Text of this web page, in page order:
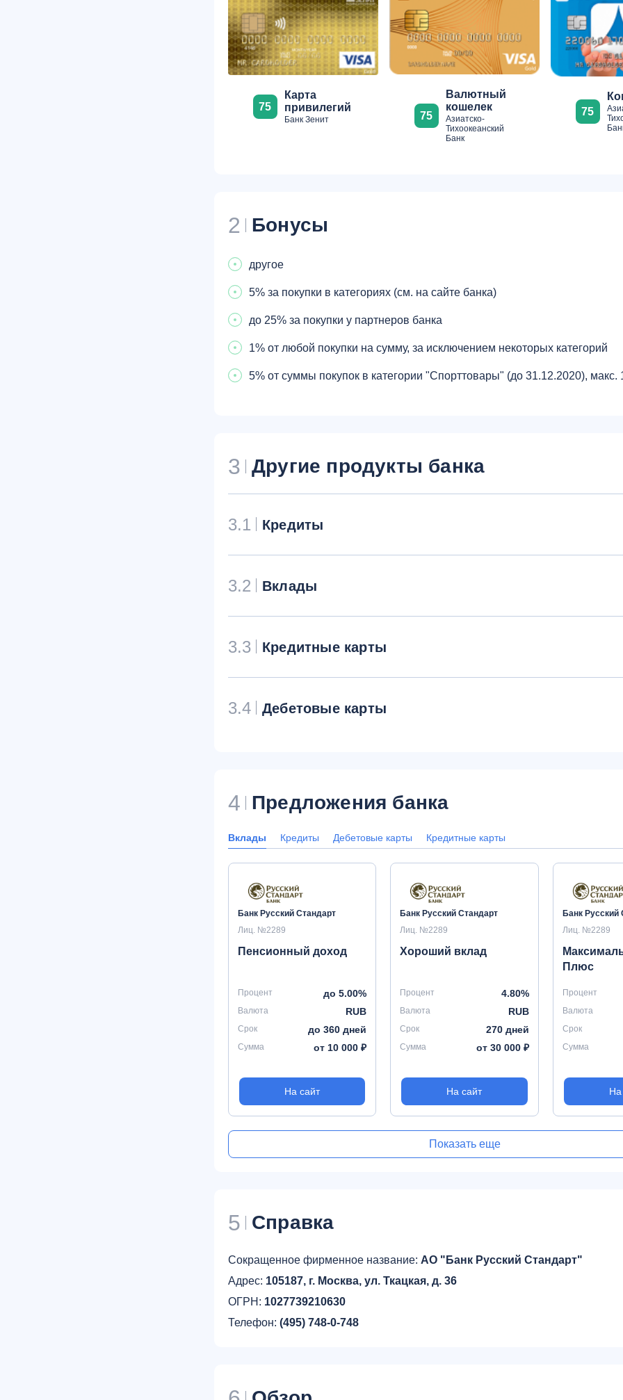
75
Карта
привилегий
Банк Зенит 75
Валютный
кошелек
Азиатско-
Тихоокеанский
Банк
75
2 Бонусы
другое
5% за покупки в категориях (см. на сайте банка)
до 25% за покупки у партнеров банка
1% от любой покупки на сумму, за исключением некоторых категорий
5% от суммы покупок в категории "Спорттовары" (до 31.12.2020), макс.
3 Другие продукты банка
3.1 Кредиты
3.2 Вклады
3.3 Кредитные карты
3.4 Дебетовые карты
4 Предложения банка
Вклады Кредиты Дебетовые карты Кредитные карты
Банк Русский Стандарт
Лиц. №2289
Пенсионный доход
Процент до 5.00%
Валюта RUB
Срок до 360 дней
Сумма от 10 000 ₽
На сайт
Банк Русский Стандарт
Лиц. №2289
Хороший вклад
Процент 4.80%
Валюта RUB
Срок 270 дней
Сумма от 30 000 ₽
На сайт
Банк Русский
Лиц. №2289
Плюс
Процент
Валюта
Срок
Сумма
На
Показать еще
5 Справка
Сокращенное фирменное название: АО "Банк Русский Стандарт"
Адрес: 105187, г. Москва, ул. Ткацкая, д. 36
ОГРН: 1027739210630
Телефон: (495) 748-0-748